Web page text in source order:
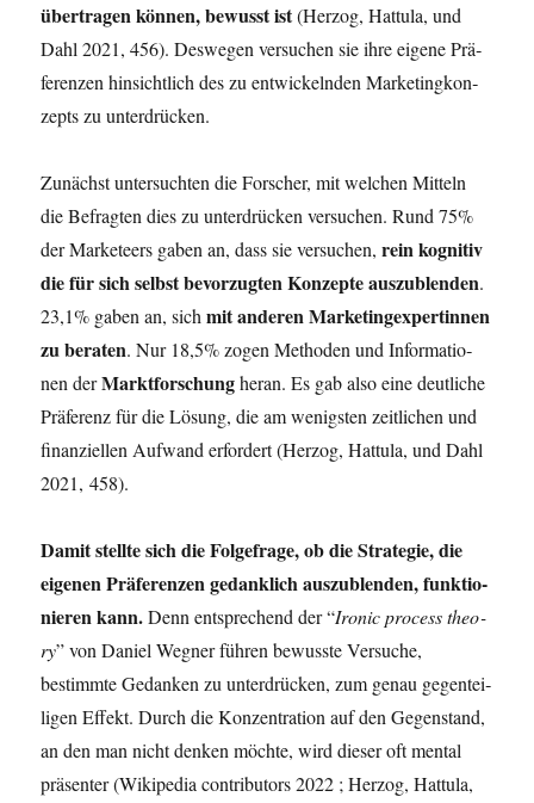
über­tra­gen kön­nen, bewusst ist(Her­zog, Hat­tu­la, und
Dahl 2021, 456). Des­we­gen ver­su­chen sie ihre eige­ne Prä­
fe­ren­zen hin­sicht­lich des zu ent­wi­ckeln­den Mar­ke­ting­kon­
zepts zu unterdrücken.
Zunächst unter­such­ten die For­scher, mit wel­chen Mit­teln
die Befrag­ten dies zu unter­drü­cken ver­su­chen. Rund 75%
der Mar­ke­teers gaben an, dass sie ver­su­chen,rein kogni­tiv
die für sich selbst bevor­zug­ten Kon­zep­te aus­zu­blen­den.
23,1% gaben an, sichmit ande­ren Mar­ke­ting­ex­per­tin­nen
zu bera­ten. Nur 18,5% zogen Metho­den und Infor­ma­tio­
nen derMarkt­for­schungher­an. Es gab also eine deut­li­che
Prä­fe­renz für die Lösung, die am wenigs­ten zeit­li­chen und
finan­zi­el­len Auf­wand erfor­dert (Her­zog, Hat­tu­la, und Dahl
2021, 458).
Damit stell­te sich die Fol­ge­fra­ge, ob die Stra­te­gie, die
eige­nen Prä­fe­ren­zen gedank­lich aus­zu­blen­den, funk­tio­
nie­ren kann.Denn ent­spre­chend der “Iro­nic pro­cess theo­
ry” von Dani­el Weg­ner füh­ren bewuss­te Ver­su­che,
bestimm­te Gedan­ken zu unter­drü­cken, zum genau gegen­tei­
li­gen Effekt. Durch die Kon­zen­tra­ti­on auf den Gegen­stand,
an den man nicht den­ken möch­te, wird die­ser oft men­tal
prä­sen­ter (Wiki­pe­dia con­tri­bu­tors 2022 ; Her­zog, Hat­tu­la,